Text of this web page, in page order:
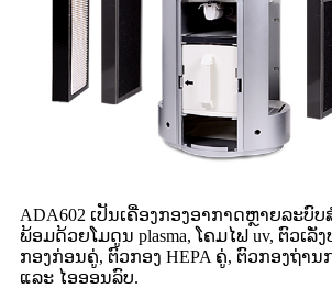
ADA602 ເປັນເຄື່ອງກອງອາກາດຫຼາຍລະບົ
ພ້ອມດ້ວຍໂມດູນ plasma, ໂຄມໄຟ uv, ຕົວເລັ່
ກອງກ່ອນຄູ່, ຕົວກອງ HEPA ຄູ່, ຕົວກອງຖ່າ
ແລະ ໄອອອນລົບ.